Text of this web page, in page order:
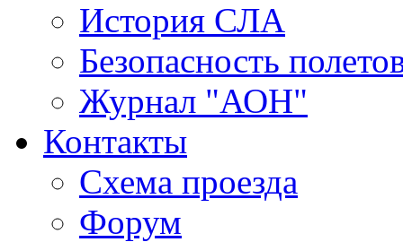
История СЛА
Безопасность
Журнал "АОН"
Контакты
Схема проезда
Форум